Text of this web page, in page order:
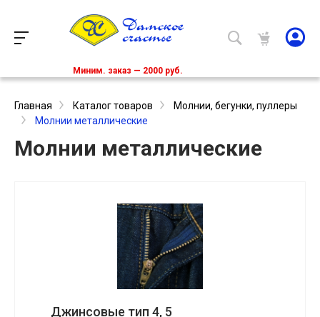
Миним. заказ — 2000 руб.
Главная Каталог товаров
Молнии, бегунки, пуллеры
Молнии металлические
Молнии металлические
Джинсовые тип 4, 5